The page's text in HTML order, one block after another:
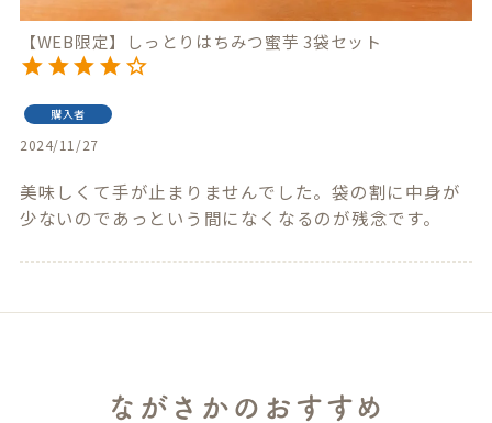
【WEB限定】しっとりはちみつ蜜芋 3袋セット
購入者
2024/11/27
美味しくて手が止まりませんでした。袋の割に中身が
少ないのであっという間になくなるのが残念です。
ながさかのおすすめ